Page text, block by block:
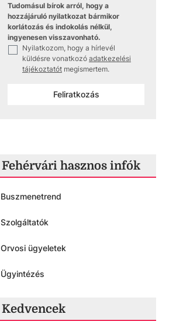
Tudomásul bírok arról, hogy a
hozzájáruló nyilatkozat bármikor
korlátozás és indokolás nélkül,
ingyenesen visszavonható.
Nyilatkozom, hogy a hírlevél
küldésre vonatkozó adatkezelési
tájékoztatót megismertem.
Feliratkozás
Fehérvári hasznos infók
Buszmenetrend
Szolgáltatók
Orvosi ügyeletek
Ügyintézés
Kedvencek